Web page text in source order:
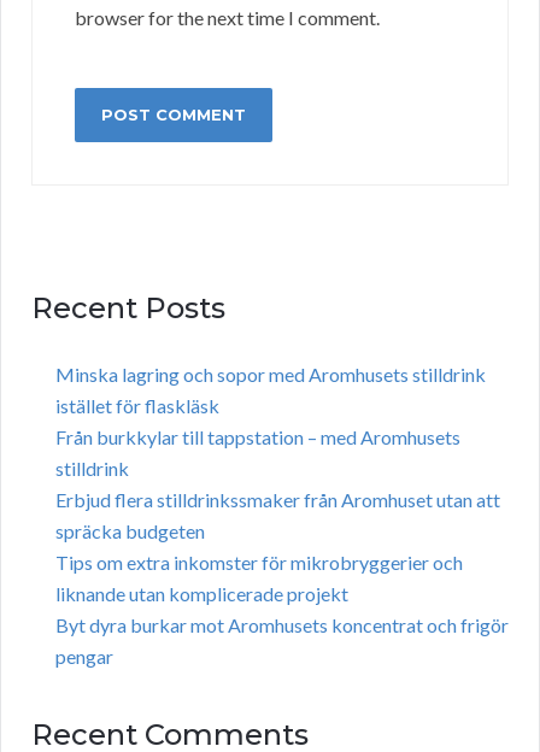
browser for the next time I comment.
Recent Posts
Minska lagring och sopor med Aromhusets stilldrink
istället för flaskläsk
Från burkkylar till tappstation – med Aromhusets
stilldrink
Erbjud flera stilldrinkssmaker från Aromhuset utan att
spräcka budgeten
Tips om extra inkomster för mikrobryggerier och
liknande utan komplicerade projekt
Byt dyra burkar mot Aromhusets koncentrat och frigör
pengar
Recent Comments